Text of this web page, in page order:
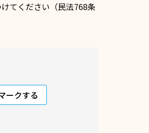
てください（民法768条
ークする